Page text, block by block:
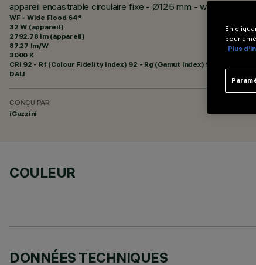
appareil encastrable circulaire fixe - Ø125 mm - warm white -
WF - Wide Flood 64°
32 W (appareil)
2792.78 lm (appareil)
87.27 lm/W
3000 K
CRI 92 - Rf (Colour Fidelity Index) 92 - Rg (Gamut Index) 99
DALI
CONÇU PAR
iGuzzini
COULEUR
DONNÉES TECHNIQUES
En
pour
Plus